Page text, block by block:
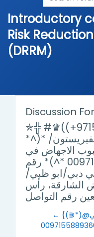
Introductory
Risk
(DRRM)
Discussion
✯╬
*^)* رقم ميفبريستون/
حبوب الاجهاض في
ابوظبي +/00971558893601 *^)* رقم
دبي/ابو ظبي/
الشارقة، رأس
رقم التواصل
← {(⋑*)@حبوب الاجهاض متوفرة في